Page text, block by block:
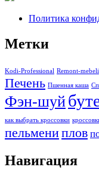
Политика
Метки
Kodi-Professional Remont-mebeli
Печень Пшенная каша
Фэн-шуй
как выбрать кроссовки
пельмениплов
Навигация